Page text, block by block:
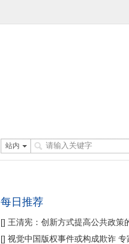
站内
每日推荐
[] 王清宪：创新方式提高公共政策
性协同性
[] 视觉中国版权事件或构成欺诈 专